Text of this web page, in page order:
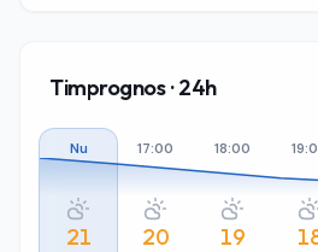
Timprognos · 24h
Nu
21
17:00
20
18:00
19